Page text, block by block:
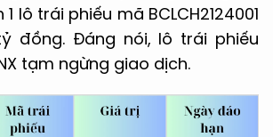
lô trái phiếu mã BCLCH2124001
đồng. Đáng nói, lô trái phiếu
tạm ngừng giao dịch.